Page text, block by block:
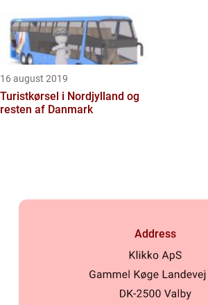
16 august 2019
Turistkørsel i Nordjylland og
resten af Danmark
Address